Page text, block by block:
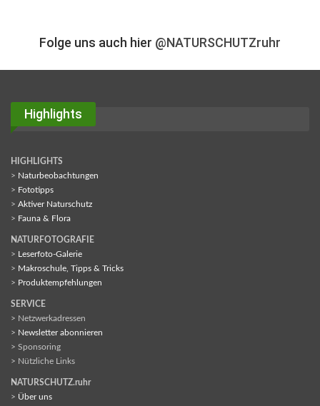
Folge uns auch hier @NATURSCHUTZruhr
Highlights
HIGHLIGHTS
> Naturbeobachtungen
> Fototipps
> Aktiver Naturschutz
> Fauna & Flora
NATURFOTOGRAFIE
> Leserfoto-Galerie
> Makroschule, Tipps & Tricks
> Produktempfehlungen
SERVICE
> Netzwerkadressen
> Newsletter abonnieren
> Sponsoring
> Nützliche Links
NATURSCHUTZ.ruhr
> Über uns